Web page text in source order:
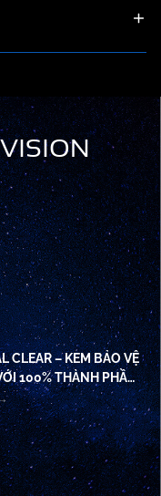
CLEAR – KEM BẢO VỆ
100% THÀNH PHẦN
SPF50